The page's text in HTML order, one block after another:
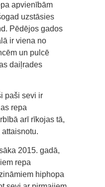
apvienībām
uzstāsies
Pēdējos gados
ir viena no
un pulcē
daiļrades
paši sevi ir
repa
arī rīkojas tā,
2015. gadā,
repa
hiphopa